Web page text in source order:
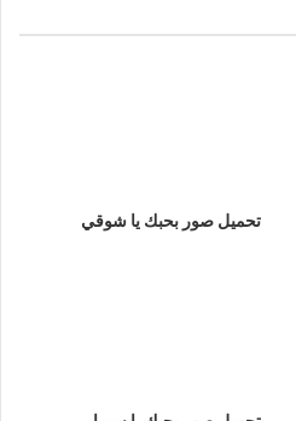
تحميل صور بحبك يا شوقي